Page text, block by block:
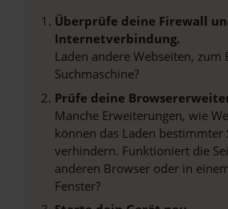
Überprüfe deine Firewall
Internetverbindung.
Laden andere Webseiten, zum
Suchmaschine?
Prüfe deine
Manche Erweiterungen, wie
können das Laden bestimmter
verhindern. Funktioniert die
anderen Browser oder in
Fenster?